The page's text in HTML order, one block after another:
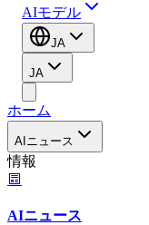
AIモデル
JA
JA
ホーム
AIニュース
情報
AIニュース